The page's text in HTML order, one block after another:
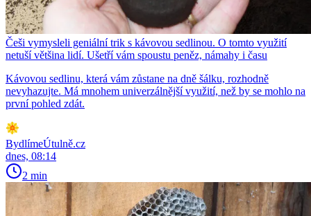
Češi vymysleli geniální trik s kávovou sedlinou. O tomto využití
netuší většina lidí. Ušetří vám spoustu peněz, námahy i času
Kávovou sedlinu, která vám zůstane na dně šálku, rozhodně
nevyhazujte. Má mnohem univerzálnější využití, než by se mohlo na
první pohled zdát.
BydlímeÚtulně.cz
dnes, 08:14
2 min